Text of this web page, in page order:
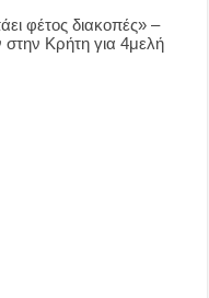
φέτος διακοπές» –
Κρήτη για 4μελή